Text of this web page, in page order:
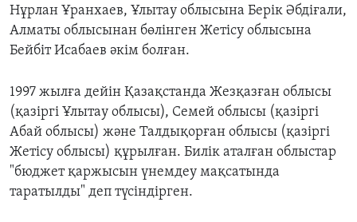
Нұрлан Ұранхаев, Ұлытау облысына Берік Әбдіғали,
Алматы облысынан бөлінген Жетісу облысына
Бейбіт Исабаев әкім болған.
1997 жылға дейін Қазақстанда Жезқазған облысы
(қазіргі Ұлытау облысы), Семей облысы (қазіргі
Абай облысы) және Талдықорған облысы (қазіргі
Жетісу облысы) құрылған. Билік аталған облыстар
"бюджет қаржысын үнемдеу мақсатында
таратылды" деп түсіндірген.